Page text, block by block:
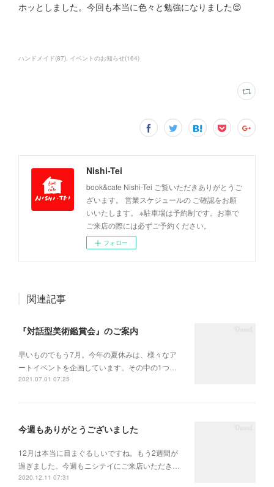
ホッとしました。今回も本当に色々と勉強になりました😌
ハンドメイド(87) イベントのお知らせ(164)
Nishi-Tei
book&cafe Nishi-Tei ご覧いただきありがとうご
ざいます。 営業スケジュールの ご確認をお願
いいたします。 ※駐車場は予約制です。お車で
ご来店の際には必ずご予約ください。
フォロー
関連記事
『対話型美術鑑賞会』のご案内
早いものでもう7月。今年の夏休みは、様々なア
ートイベントを企画しています。その中の1つ…
2021.07.01 07:25
今週もありがとうございました
12月は本当に目まぐるしいですね。もう2週間が
過ぎました。今週もニシテイにご来店いただき…
2020.12.11 07:31